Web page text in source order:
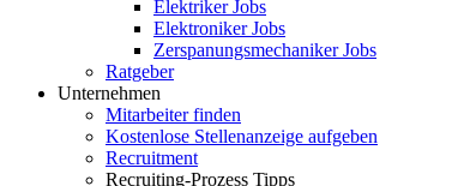
Elektriker Jobs
Elektroniker Jobs
Zerspanungsmechaniker Jobs
Ratgeber
Unternehmen
Mitarbeiter finden
Kostenlose Stellenanzeige aufgeben
Recruitment
Recruiting-Prozess Tipps